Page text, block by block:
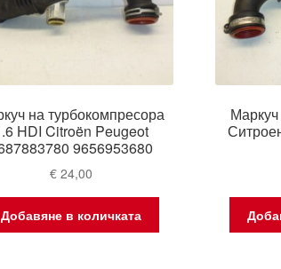
на турбокомпресора
HDI Citroën Peugeot
9656953680
€24,00
Добавяне в количката